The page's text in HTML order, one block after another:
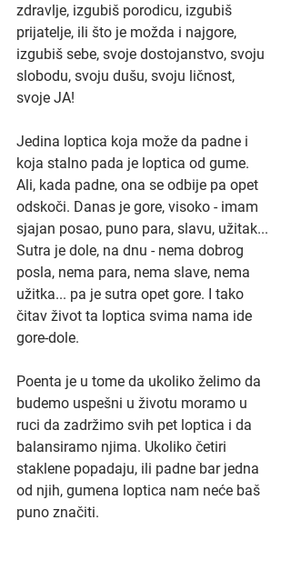
zdravlje, izgubiš porodicu, izgubiš
prijatelje, ili što je možda i najgore,
izgubiš sebe, svoje dostojanstvo, svoju
slobodu, svoju dušu, svoju ličnost,
svoje JA!
Jedina loptica koja može da padne i
koja stalno pada je loptica od gume.
Ali, kada padne, ona se odbije pa opet
odskoči. Danas je gore, visoko - imam
sjajan posao, puno para, slavu, užitak...
Sutra je dole, na dnu - nema dobrog
posla, nema para, nema slave, nema
užitka... pa je sutra opet gore. I tako
čitav život ta loptica svima nama ide
gore-dole.
Poenta je u tome da ukoliko želimo da
budemo uspešni u životu moramo u
ruci da zadržimo svih pet loptica i da
balansiramo njima. Ukoliko četiri
staklene popadaju, ili padne bar jedna
od njih, gumena loptica nam neće baš
puno značiti.